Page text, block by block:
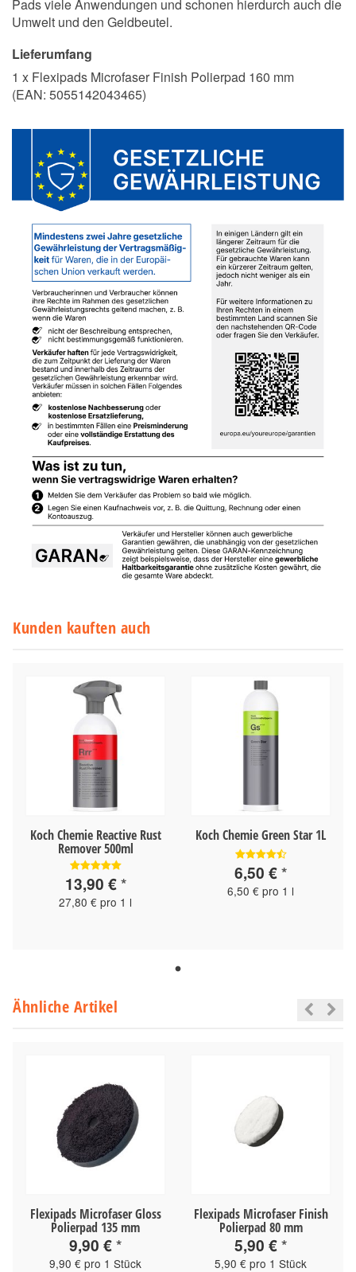
Pads viele Anwendungen und schonen hierdurch auch die
Umwelt und den Geldbeutel.
Lieferumfang
1 x Flexipads Microfaser Finish Polierpad 160 mm
(EAN: 5055142043465)
Kunden kauften auch
Koch Chemie Reactive Rust
Remover 500ml
13,90 €*
27,80 € pro 1 l
Koch Chemie Green Star 1L
6,50 €*
6,50 € pro 1 l
Ähnliche Artikel
Flexipads Microfaser Gloss
Polierpad 135 mm
9,90 €*
9,90 € pro 1 Stück
Flexipads Microfaser Finish
Polierpad 80 mm
5,90 €*
5,90 € pro 1 Stück